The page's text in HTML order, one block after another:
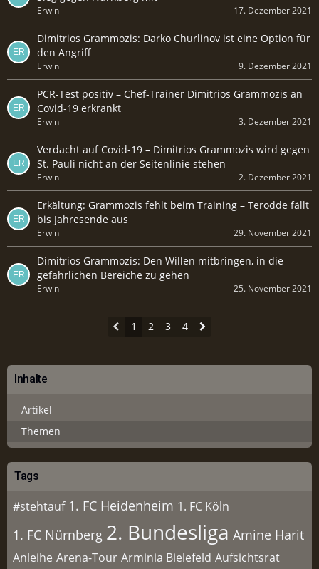
Erwin 17. Dezember 2021
Dimitrios Grammozis: Darko Churlinov ist eine Option für
den Angriff
Erwin 9. Dezember 2021
PCR-Test positiv – Chef-Trainer Dimitrios Grammozis an
Covid-19 erkrankt
Erwin 3. Dezember 2021
Verdacht auf Covid-19 – Dimitrios Grammozis wird gegen
St. Pauli nicht an der Seitenlinie stehen
Erwin 2. Dezember 2021
Erkältung: Grammozis fehlt beim Training – Terodde fällt
bis Jahresende aus
Erwin 29. November 2021
Dimitrios Grammozis: Den Willen mitbringen, in die
gefährlichen Bereiche zu gehen
Erwin 25. November 2021
1 2 3 4
Inhalte
Artikel
Themen
Tags
#stehtauf 1. FC Heidenheim 1. FC Köln
1. FC Nürnberg 2. Bundesliga Amine Harit
Anleihe Arena-Tour Arminia Bielefeld Aufsichtsrat